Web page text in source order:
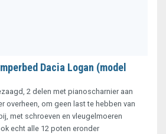
Dacia Logan (model
2 delen met pianoscharnier aan
overheen, om geen last te hebben van
met schroeven en vleugelmoeren
echt alle 12 poten eronder